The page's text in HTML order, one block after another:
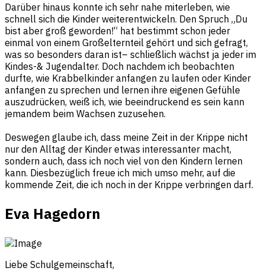
Darüber hinaus konnte ich sehr nahe miterleben, wie
schnell sich die Kinder weiterentwickeln. Den Spruch „Du
bist aber groß geworden!“ hat bestimmt schon jeder
einmal von einem Großelternteil gehört und sich gefragt,
was so besonders daran ist– schließlich wächst ja jeder im
Kindes-& Jugendalter. Doch nachdem ich beobachten
durfte, wie Krabbelkinder anfangen zu laufen oder Kinder
anfangen zu sprechen und lernen ihre eigenen Gefühle
auszudrücken, weiß ich, wie beeindruckend es sein kann
jemandem beim Wachsen zuzusehen.
Deswegen glaube ich, dass meine Zeit in der Krippe nicht
nur den Alltag der Kinder etwas interessanter macht,
sondern auch, dass ich noch viel von den Kindern lernen
kann. Diesbezüglich freue ich mich umso mehr, auf die
kommende Zeit, die ich noch in der Krippe verbringen darf.
Eva Hagedorn
Liebe Schulgemeinschaft,